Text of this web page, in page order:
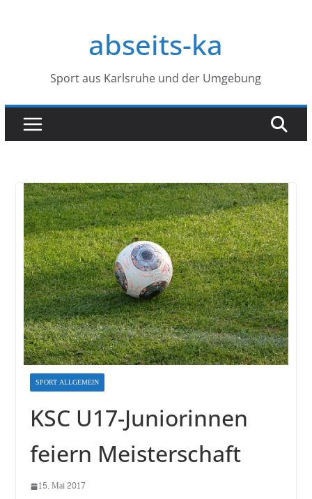
abseits-ka
Sport aus Karlsruhe und der Umgebung
SPORT ALLGEMEIN
KSC U17-Juniorinnen
feiern Meisterschaft
15. Mai 2017